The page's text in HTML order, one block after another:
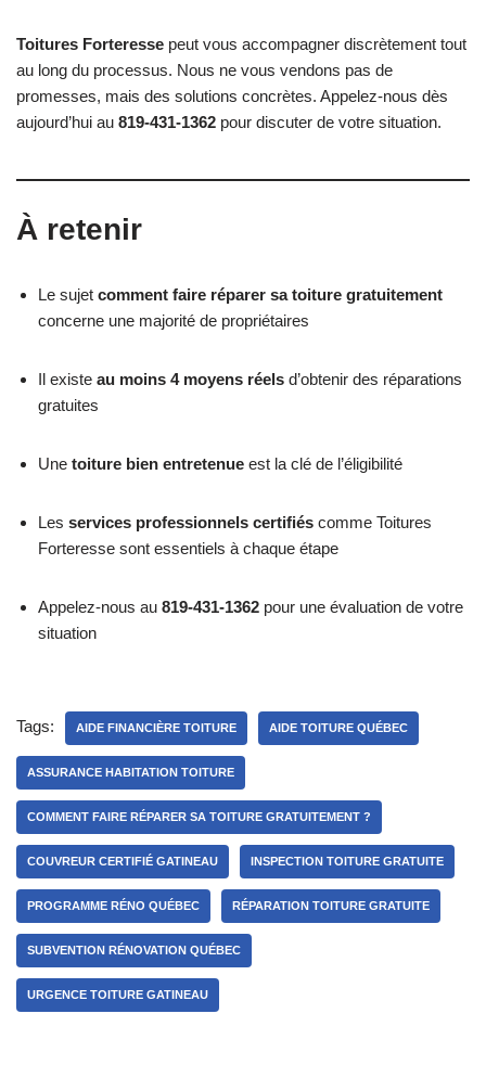
Toitures Forteresse peut vous accompagner discrètement tout
au long du processus. Nous ne vous vendons pas de
promesses, mais des solutions concrètes. Appelez-nous dès
aujourd’hui au 819-431-1362 pour discuter de votre situation.
À retenir
Le sujet comment faire réparer sa toiture gratuitement
concerne une majorité de propriétaires
Il existe au moins 4 moyens réels d’obtenir des réparations
gratuites
Une toiture bien entretenue est la clé de l’éligibilité
Les services professionnels certifiés comme Toitures
Forteresse sont essentiels à chaque étape
Appelez-nous au 819-431-1362 pour une évaluation de votre
situation
Tags: AIDE FINANCIÈRE TOITURE AIDE TOITURE QUÉBEC
ASSURANCE HABITATION TOITURE
COMMENT FAIRE RÉPARER SA TOITURE GRATUITEMENT ?
COUVREUR CERTIFIÉ GATINEAU INSPECTION TOITURE GRATUITE
PROGRAMME RÉNO QUÉBEC RÉPARATION TOITURE GRATUITE
SUBVENTION RÉNOVATION QUÉBEC
URGENCE TOITURE GATINEAU